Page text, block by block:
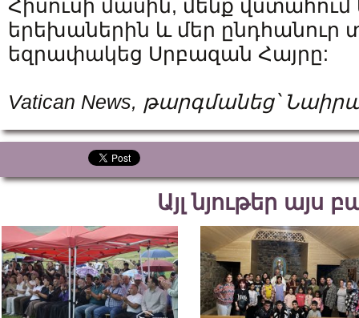
Հիսուսի մասին, մենք
երեխաներին և մեր ընդհանուր
եզրափակեց Սրբազան Հայրը:
Vatican News, թարգմանեց՝
Այլ նյութեր այս